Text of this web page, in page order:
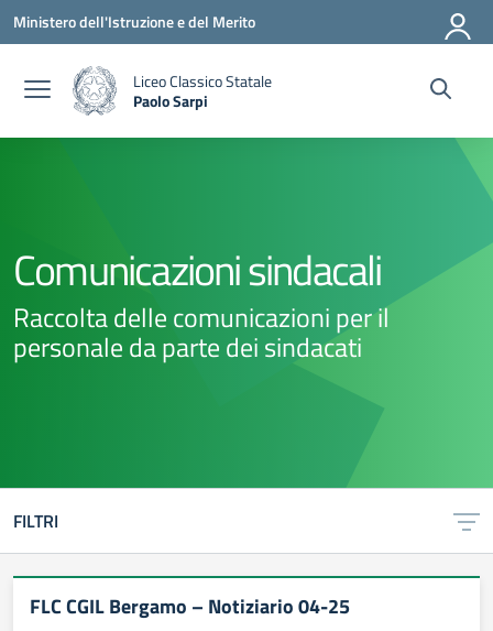
Vai ai contenuti
Vai al menu di navigazione
Vai al footer
Ministero dell'Istruzione e del Merito
Liceo Classico Statale
Paolo Sarpi
Comunicazioni sindacali
Raccolta delle comunicazioni per il
personale da parte dei sindacati
FILTRI
FLC CGIL Bergamo – Notiziario 04-25